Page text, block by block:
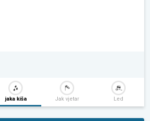
jaka kiša Jak vjetar Led